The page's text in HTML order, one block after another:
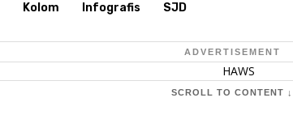
Kolom Infografis SJD
ADVERTISEMENT
SCROLL TO CONTENT ↓